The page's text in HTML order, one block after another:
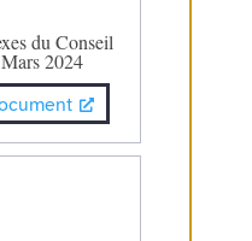
du Conseil
2024